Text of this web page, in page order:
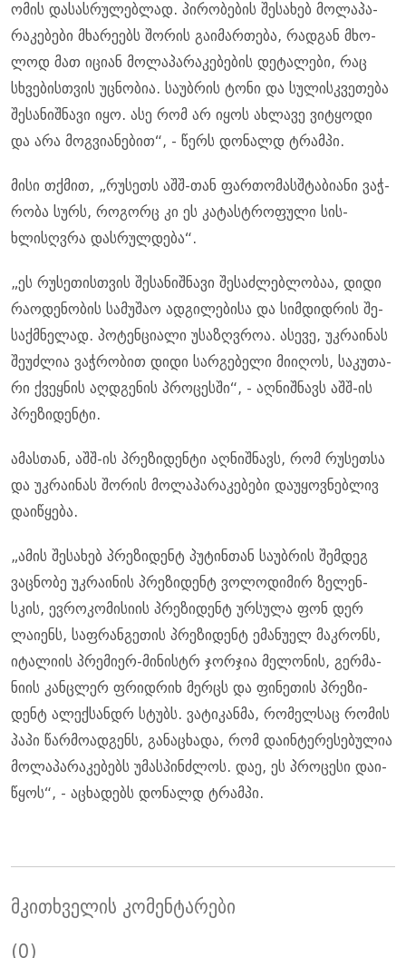
ომის და­სას­რუ­ლებ­ლად. პი­რო­ბე­ბის შე­სა­ხებ მო­ლა­პა­
რა­კე­ბე­ბი მხა­რე­ებს შო­რის გა­ი­მარ­თე­ბა, რად­გან მხო­
ლოდ მათ იცი­ან მო­ლა­პა­რა­კე­ბე­ბის დე­ტა­ლე­ბი, რაც
სხვე­ბის­თვის უც­ნო­ბია. სა­უბ­რის ტონი და სუ­ლის­კვე­თე­ბა
შე­სა­ნიშ­ნა­ვი იყო. ასე რომ არ იყოს ახ­ლა­ვე ვი­ტყო­დი
და არა მოგ­ვი­ა­ნე­ბით“, - წერს დო­ნალდ ტრამ­პი.
მისი თქმით, „რუ­სეთს აშშ-თან ფარ­თო­მას­შტა­ბი­ა­ნი ვაჭ­
რო­ბა სურს, რო­გორც კი ეს კა­ტას­ტრო­ფუ­ლი სის­
ხლისღვრა დას­რულ­დე­ბა“.
„ეს რუ­სე­თის­თვის შე­სა­ნიშ­ნა­ვი შე­საძ­ლებ­ლო­ბაა, დიდი
რა­ო­დე­ნო­ბის სა­მუ­შაო ად­გი­ლე­ბი­სა და სიმ­დიდ­რის შე­
საქ­მნე­ლად. პო­ტენ­ცი­ა­ლი უსა­ზღვროა. ასე­ვე, უკ­რა­ი­ნას
შე­უძ­ლია ვაჭ­რო­ბით დიდი სარ­გე­ბე­ლი მი­ი­ღოს, სა­კუ­თა­
რი ქვეყ­ნის აღ­დგე­ნის პრო­ცეს­ში“, - აღ­ნიშ­ნავს აშშ-ის
პრე­ზი­დენ­ტი.
ამას­თან, აშშ-ის პრე­ზი­დენ­ტი აღ­ნიშ­ნავს, რომ რუ­სეთ­სა
და უკ­რა­ი­ნას შო­რის მო­ლა­პა­რა­კე­ბე­ბი და­უ­ყოვ­ნებ­ლივ
და­ი­წყე­ბა.
„ამის შე­სა­ხებ პრე­ზი­დენტ პუ­ტინ­თან სა­უბ­რის შემ­დეგ
ვაც­ნო­ბე უკ­რა­ი­ნის პრე­ზი­დენტ ვო­ლო­დი­მირ ზე­ლენ­
სკის, ევ­რო­კო­მი­სი­ის პრე­ზი­დენტ ურ­სუ­ლა ფონ დერ
ლა­ი­ენს, საფ­რან­გე­თის პრე­ზი­დენტ ემა­ნუ­ელ მაკ­რონს,
იტა­ლი­ის პრე­მი­ერ-მი­ნის­ტრ ჯორ­ჯია მე­ლო­ნის, გერ­მა­
ნი­ის კან­ცლერ ფრიდ­რიხ მერცს და ფი­ნე­თის პრე­ზი­
დენტ ალექ­სან­დრ სტუბს. ვა­ტი­კან­მა, რო­მელ­საც რო­მის
პაპი წარ­მო­ად­გენს, გა­ნა­ცხა­და, რომ და­ინ­ტე­რე­სე­ბუ­ლია
მო­ლა­პა­რა­კე­ბებს უმას­პინ­ძლოს. დაე, ეს პრო­ცე­სი და­ი­
წყოს“, - აცხა­დებს დო­ნალდ ტრამ­პი.
მკითხველის კომენტარები
(0)